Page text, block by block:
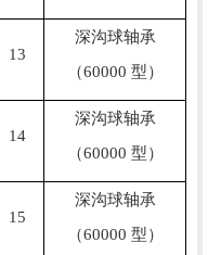
13
深沟球轴承
（60000 型）
14
深沟球轴承
（60000 型）
15
深沟球轴承
（60000 型）